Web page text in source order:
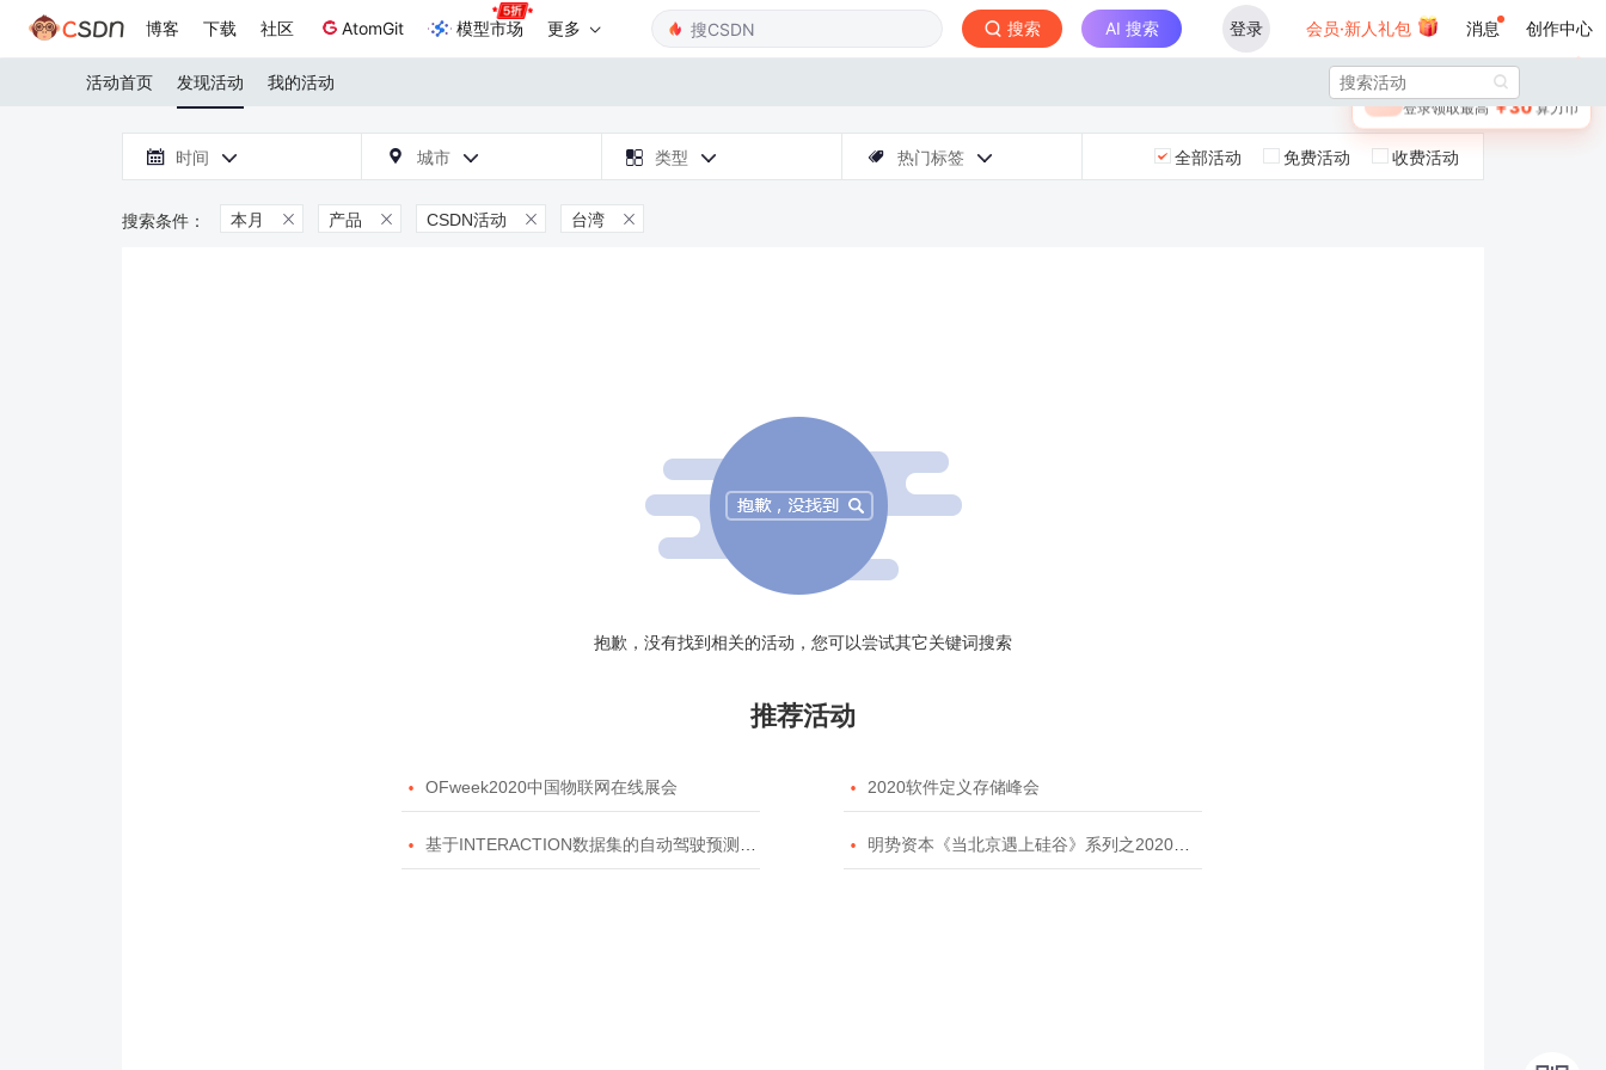
博客 下载 社区 AtomGit 模型市场 更多 搜索 AI 搜索 登录 会员·新人礼包 消息 创作中心
🎁 未登录
登录领取最高￥30算力币
活动首页 发现活动 我的活动 
 时间   城市   类型   热门标签  全部活动 免费活动 收费活动
本月  产品  CSDN活动  台湾 
抱歉，没有找到相关的活动，您可以尝试其它关键词搜索
推荐活动
 OFweek2020中国物联网在线展会  2020软件定义存储峰会
 基于INTERACTION数据集的自动驾驶预测模型挑战赛  明势资本《当北京遇上硅谷》系列之2020年度开源峰会